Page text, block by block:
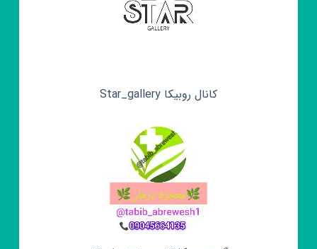
کانال روبیکا Star_gallery